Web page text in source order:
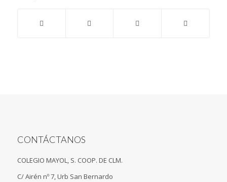
CONTÁCTANOS
COLEGIO MAYOL, S. COOP. DE CLM.
C/ Airén nº 7, Urb San Bernardo